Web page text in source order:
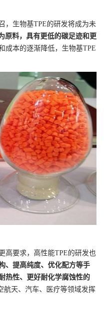
，生物基TPE的研发将成为未
原料，具有更低的碳足迹和更
成本的逐渐降低，生物基TPE
高要求，高性能TPE的研发也
、提高纯度、优化配方等手
热性、更好耐化学腐蚀性的
航天、汽车、医疗等领域发挥